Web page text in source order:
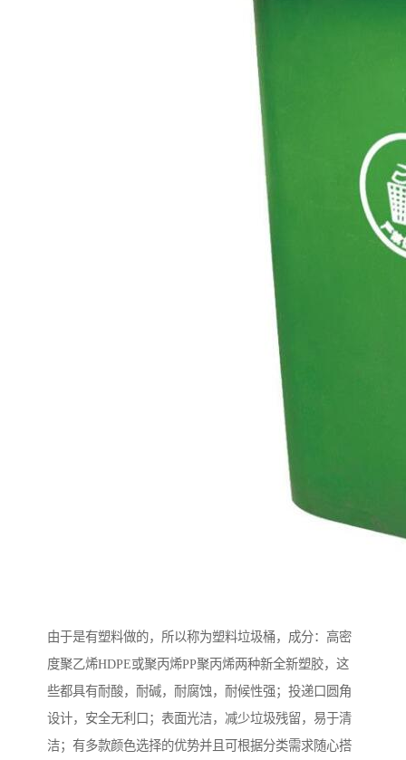
由于是有塑料做的，所以称为塑料垃圾桶，成分：高密
度聚乙烯HDPE或聚丙烯PP聚丙烯两种新全新塑胶，这
些都具有耐酸，耐碱，耐腐蚀，耐候性强；投递口圆角
设计，安全无利口；表面光洁，减少垃圾残留，易于清
洁；有多款颜色选择的优势并且可根据分类需求随心搭